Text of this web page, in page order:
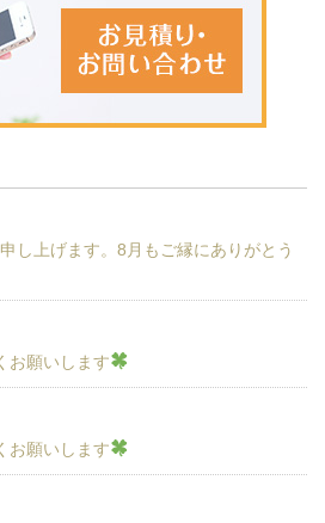
上げます。8月もご縁にありがとう
願いします
願いします